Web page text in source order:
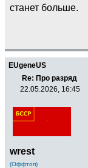
станет больше.
EUgeneUS
Re: Про разряд
22.05.2026, 16:45
wrest
(Оффтоп)